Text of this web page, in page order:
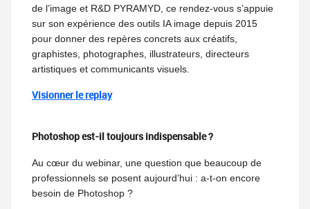
de l’image et R&D PYRAMYD, ce rendez-vous s’appuie
sur son expérience des outils IA image depuis 2015
pour donner des repères concrets aux créatifs,
graphistes, photographes, illustrateurs, directeurs
artistiques et communicants visuels.
Visionner le replay
Photoshop est-il toujours indispensable ?
Au cœur du webinar, une question que beaucoup de
professionnels se posent aujourd’hui : a-t-on encore
besoin de Photoshop ?